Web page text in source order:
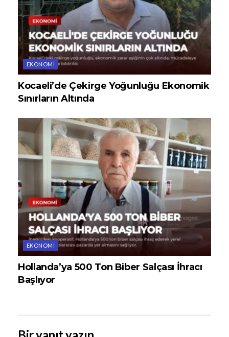
EKONOMI
Kocaeli’de Çekirge Yoğunluğu Ekonomik
Sınırların Altında
EKONOMI
Hollanda’ya 500 Ton Biber Salçası İhracı
Başlıyor